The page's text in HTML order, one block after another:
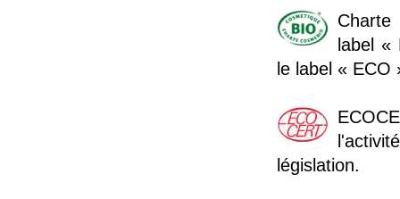
label «
le label «
législation.